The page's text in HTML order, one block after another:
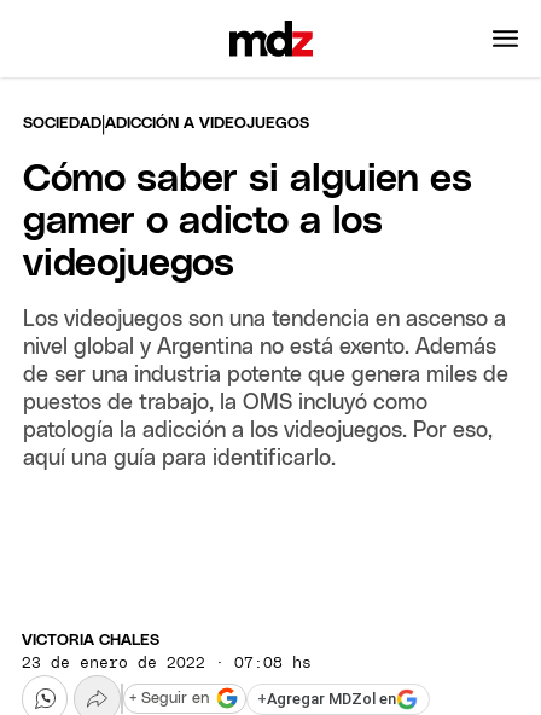
SOCIEDAD |ADICCIÓN A VIDEOJUEGOS
Cómo saber si alguien es
gamer o adicto a los
videojuegos
Los videojuegos son una tendencia en ascenso a
nivel global y Argentina no está exento. Además
de ser una industria potente que genera miles de
puestos de trabajo, la OMS incluyó como
patología la adicción a los videojuegos. Por eso,
aquí una guía para identificarlo.
VICTORIA CHALES
23 de enero de 2022 · 07:08 hs
+Agregar MDZol en
+ Seguir en